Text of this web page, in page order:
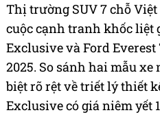
Thị trường SUV 7 chỗ
cuộc cạnh tranh khốc liệt
Exclusive và Ford
2025. So sánh hai mẫu
biệt rõ rệt về triết lý thiết
Exclusive có giá niêm yết